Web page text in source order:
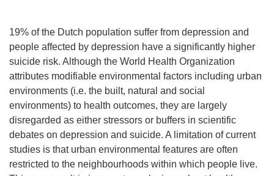
19% of the Dutch population suffer from depression and
people affected by depression have a significantly higher
suicide risk. Although the World Health Organization
attributes modifiable environmental factors including urban
environments (i.e. the built, natural and social
environments) to health outcomes, they are largely
disregarded as either stressors or buffers in scientific
debates on depression and suicide. A limitation of current
studies is that urban environmental features are often
restricted to the neighbourhoods within which people live.